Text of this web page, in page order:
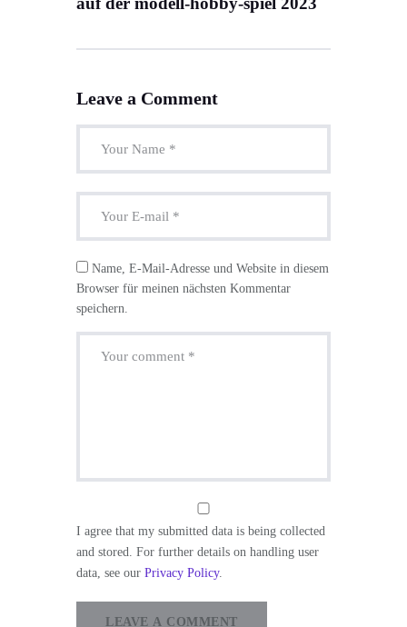
Leave a Comment
Name, E-Mail-Adresse und Website in diesem
Browser für meinen nächsten Kommentar
speichern.
I agree that my submitted data is being collected
and stored. For further details on handling user
data, see our Privacy Policy.